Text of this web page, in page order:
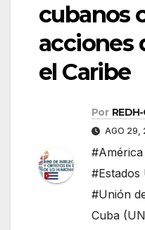
cubanos
acciones
el Caribe
Por
AGO 29,
#Estados
#Unión
Cuba